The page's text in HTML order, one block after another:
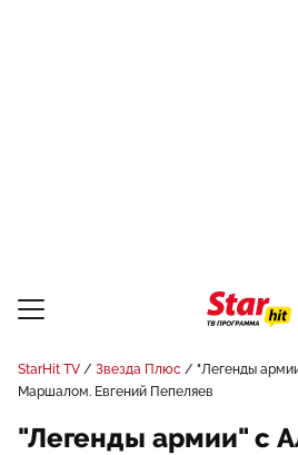
StarHit TV Звезда Плюс
"Легенды
Маршалом. Евгений Пепеляев
"Легенды армии" с